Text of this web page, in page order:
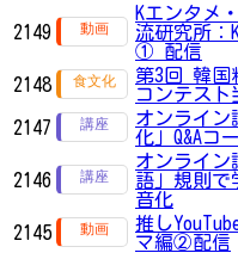
2149
Kエンタメ
流研究所：
① 配信
2148
第3回 韓国
コンテスト
2147
オンライン
化」Q&Aコ
2146
オンライン
語」規則
音化
2145
推し
マ編②配信